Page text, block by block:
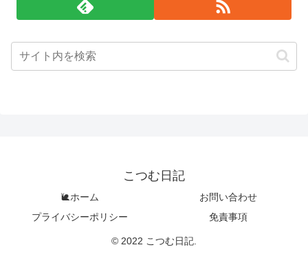
こつむ日記
🐌ホーム
お問い合わせ
プライバシーポリシー
免責事項
© 2022 こつむ日記.